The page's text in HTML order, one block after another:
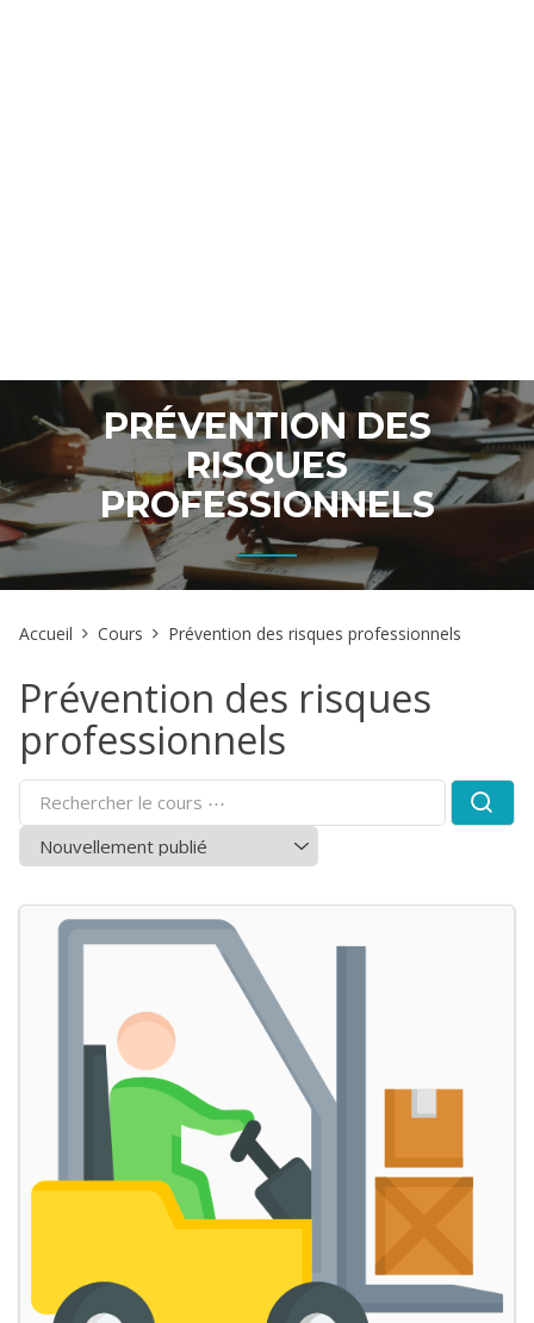
PRÉVENTION DES
RISQUES
PROFESSIONNELS
Accueil Cours Prévention des risques professionnels
Prévention des risques
professionnels